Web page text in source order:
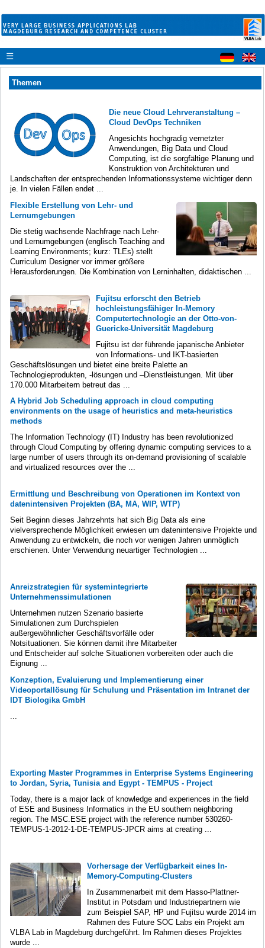
☰
Themen
Die neue Cloud Lehrveranstaltung –
Cloud DevOps Techniken
Angesichts hochgradig vernetzter
Anwendungen, Big Data und Cloud
Computing, ist die sorgfältige Planung und
Konstruktion von Architekturen und
Landschaften der entsprechenden Informationssysteme wichtiger denn
je. In vielen Fällen endet ...
Flexible Erstellung von Lehr- und
Lernumgebungen
Die stetig wachsende Nachfrage nach Lehr-
und Lernumgebungen (englisch Teaching and
Learning Environments; kurz: TLEs) stellt
Curriculum Designer vor immer größere
Herausforderungen. Die Kombination von Lerninhalten, didaktischen ...
Fujitsu erforscht den Betrieb
hochleistungsfähiger In-Memory
Computertechnologie an der Otto-von-
Guericke-Universität Magdeburg
Fujitsu ist der führende japanische Anbieter
von Informations- und IKT-basierten
Geschäftslösungen und bietet eine breite Palette an
Technologieprodukten, -lösungen und –Dienstleistungen. Mit über
170.000 Mitarbeitern betreut das ...
A Hybrid Job Scheduling approach in cloud computing
environments on the usage of heuristics and meta-heuristics
methods
The Information Technology (IT) Industry has been revolutionized
through Cloud Computing by offering dynamic computing services to a
large number of users through its on-demand provisioning of scalable
and virtualized resources over the ...
Ermittlung und Beschreibung von Operationen im Kontext von
datenintensiven Projekten (BA, MA, WIP, WTP)
Seit Beginn dieses Jahrzehnts hat sich Big Data als eine
vielversprechende Möglichkeit erwiesen um datenintensive Projekte und
Anwendung zu entwickeln, die noch vor wenigen Jahren unmöglich
erschienen. Unter Verwendung neuartiger Technologien ...
Anreizstrategien für systemintegrierte
Unternehmenssimulationen
Unternehmen nutzen Szenario basierte
Simulationen zum Durchspielen
außergewöhnlicher Geschäftsvorfälle oder
Notsituationen. Sie können damit ihre Mitarbeiter
und Entscheider auf solche Situationen vorbereiten oder auch die
Eignung ...
Konzeption, Evaluierung und Implementierung einer
Videoportallösung für Schulung und Präsentation im Intranet der
IDT Biologika GmbH
Exporting Master Programmes in Enterprise Systems Engineering
to Jordan, Syria, Tunisia and Egypt - TEMPUS - Project
Today, there is a major lack of knowledge and experiences in the field
of ESE and Business Informatics in the EU southern neighboring
region. The MSC.ESE project with the reference number 530260-
TEMPUS-1-2012-1-DE-TEMPUS-JPCR aims at creating ...
Vorhersage der Verfügbarkeit eines In-
Memory-Computing-Clusters
In Zusammenarbeit mit dem Hasso-Plattner-
Institut in Potsdam und Industriepartnern wie
zum Beispiel SAP, HP und Fujitsu wurde 2014 im
Rahmen des Future SOC Labs ein Projekt am
VLBA Lab in Magdeburg durchgeführt. Im Rahmen dieses Projektes
wurde ...